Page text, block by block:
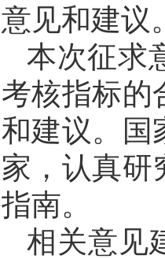
意见和建议
本次征求
考核指标的
和建议。国
家，认真研
指南。
相关意见